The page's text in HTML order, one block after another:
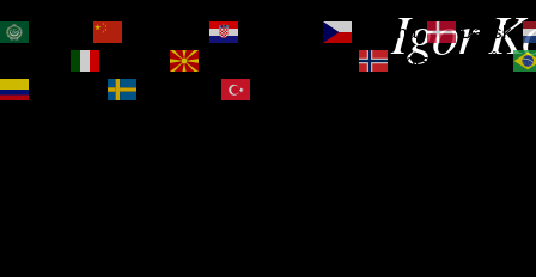
Igor
Čeština‎
Dansk
Norsk bokmål